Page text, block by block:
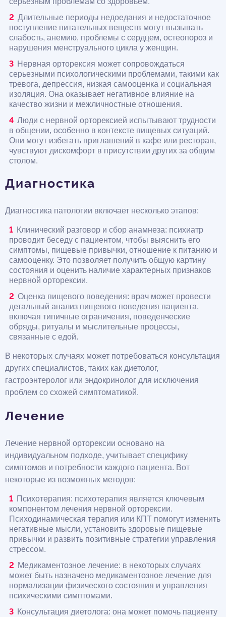
Длительные периоды недоедания и недостаточное
поступление питательных веществ могут вызывать
слабость, анемию, проблемы с сердцем, остеопороз и
нарушения менструального цикла у женщин.
Нервная орторексия может сопровождаться
серьезными психологическими проблемами, такими как
тревога, депрессия, низкая самооценка и социальная
изоляция. Она оказывает негативное влияние на
качество жизни и межличностные отношения.
Люди с нервной орторексией испытывают трудности
в общении, особенно в контексте пищевых ситуаций.
Они могут избегать приглашений в кафе или ресторан,
чувствуют дискомфорт в присутствии других за общим
столом.
Диагностика
Диагностика патологии включает несколько этапов:
Клинический разговор и сбор анамнеза: психиатр
проводит беседу с пациентом, чтобы выяснить его
симптомы, пищевые привычки, отношение к питанию и
самооценку. Это позволяет получить общую картину
состояния и оценить наличие характерных признаков
нервной орторексии.
Оценка пищевого поведения: врач может провести
детальный анализ пищевого поведения пациента,
включая типичные ограничения, поведенческие
обряды, ритуалы и мыслительные процессы,
связанные с едой.
В некоторых случаях может потребоваться консультация
других специалистов, таких как диетолог,
гастроэнтеролог или эндокринолог для исключения
проблем со схожей симптоматикой.
Лечение
Лечение нервной орторексии основано на
индивидуальном подходе, учитывает специфику
симптомов и потребности каждого пациента. Вот
некоторые из возможных методов:
Психотерапия: психотерапия является ключевым
компонентом лечения нервной орторексии.
Психодинамическая терапия или КПТ помогут изменить
негативные мысли, установить здоровые пищевые
привычки и развить позитивные стратегии управления
стрессом.
Медикаментозное лечение: в некоторых случаях
может быть назначено медикаментозное лечение для
нормализации физического состояния и управления
психическими симптомами.
Консультация диетолога: она может помочь пациенту